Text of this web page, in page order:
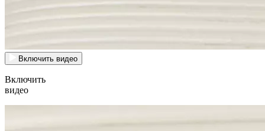
Включить видео
Включить
видео